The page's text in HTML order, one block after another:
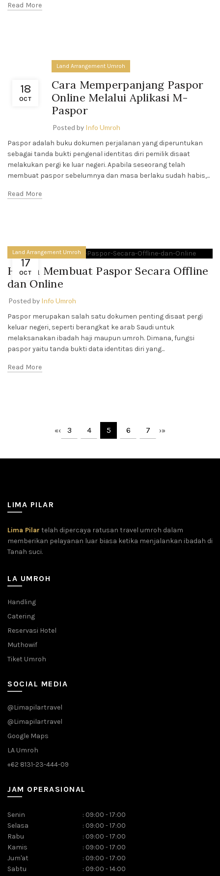
Read More
18
OCT
Land Arrangement Umroh
Cara Memperpanjang Paspor
Online Melalui Aplikasi M-
Paspor
Posted by Info Umroh
Paspor adalah buku dokumen perjalanan yang diperuntukan
sebagai tanda bukti pengenal identitas diri pemilik disaat
melakukan pergi ke luar negeri. Apabila seseorang telah
membuat paspor sebelumnya dan masa berlaku sudah habis,...
Read More
17
OCT
Land Arrangement Umroh
Harga Membuat Paspor Secara Offline
dan Online
Posted by Info Umroh
Paspor merupakan salah satu dokumen penting disaat pergi
keluar negeri, seperti berangkat ke arab Saudi untuk
melaksanakan ibadah haji maupun umroh. Dimana, fungsi
paspor yaitu tanda bukti data identitas diri yang...
Read More
«‹ 3 4 5 6 7 ›»
LIMA PILAR
Lima Pilar telah dipercaya ratusan travel umroh dalam
memberikan pelayanan luar biasa ketika menjalankan ibadah di
Tanah suci.
LA UMROH
Handling
Catering
Reservasi Hotel
Muthowif
Tiket Umroh
SOCIAL MEDIA
@Limapilartravel
@Limapilartravel
Google Maps
LA Umroh
+62 8131-23-444-09
JAM OPERASIONAL
Senin : 09:00 - 17:00
Selasa
: 09:00 - 17:00
Rabu
: 09:00 - 17:00
Kamis
: 09:00 - 17:00
Jum'at
: 09:00 - 17:00
Sabtu
: 09:00 - 14:00